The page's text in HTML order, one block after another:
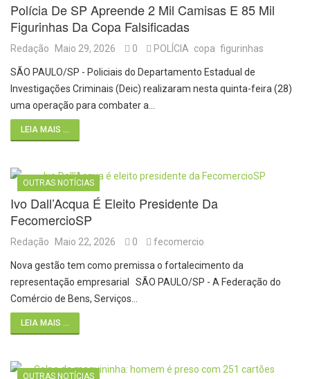
Polícia De SP Apreende 2 Mil Camisas E 85 Mil
Figurinhas Da Copa Falsificadas
Redação Maio 29, 2026 0 POLÍCIA copa figurinhas
SÃO PAULO/SP - Policiais do Departamento Estadual de
Investigações Criminais (Deic) realizaram nesta quinta-feira (28)
uma operação para combater a…
LEIA MAIS ...
OUTRAS NOTÍCIAS
Ivo Dall’Acqua É Eleito Presidente Da
FecomercioSP
Redação Maio 22, 2026 0 fecomercio
Nova gestão tem como premissa o fortalecimento da
representação empresarial SÃO PAULO/SP - A Federação do
Comércio de Bens, Serviços…
LEIA MAIS ...
OUTRAS NOTÍCIAS